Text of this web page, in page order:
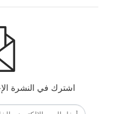
اشترك في النشرة